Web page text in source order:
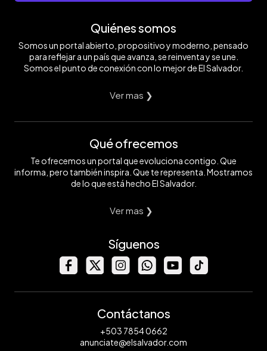
Quiénes somos
Somos un portal abierto, propositivo y moderno, pensado
para reflejar a un país que avanza, se reinventa y se une.
Somos el punto de conexión con lo mejor de El Salvador.
Ver mas ❯
Qué ofrecemos
Te ofrecemos un portal que evoluciona contigo. Que
informa, pero también inspira. Que te representa. Mostramos
de lo que está hecho El Salvador.
Ver mas ❯
Síguenos
Contáctanos
+503 7854 0662
anunciate@elsalvador.com